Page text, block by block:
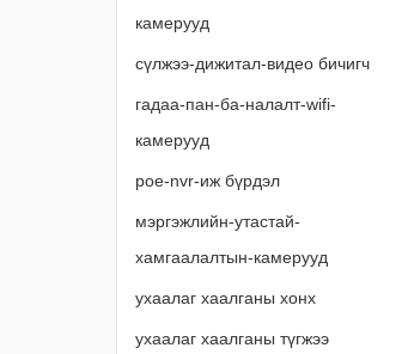
камерууд
сүлжээ-дижитал-видео бичигч
гадаа-пан-ба-налалт-wifi-
камерууд
poe-nvr-иж бүрдэл
мэргэжлийн-утастай-
хамгаалалтын-камерууд
ухаалаг хаалганы хонх
ухаалаг хаалганы түгжээ